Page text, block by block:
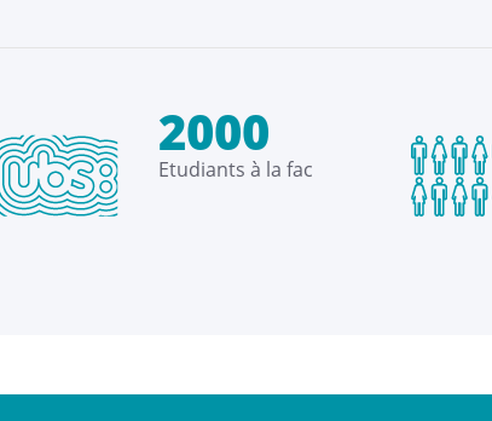
2000
Etudiants à la fac